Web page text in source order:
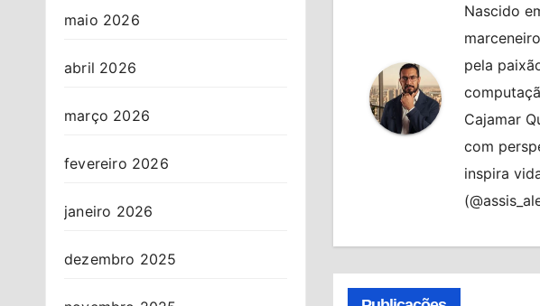
maio 2026
abril 2026
março 2026
fevereiro 2026
janeiro 2026
dezembro 2025
Nascido
pela
Cajamar
com
inspira